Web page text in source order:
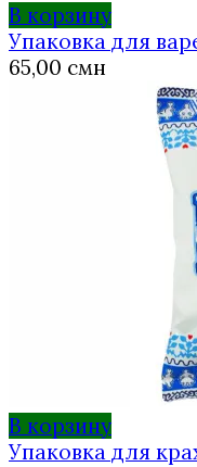
В корзину
Упаковка для
65,00 смн
В корзину
Упаковка для